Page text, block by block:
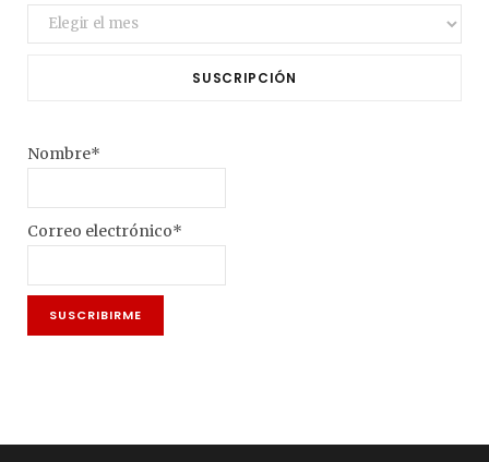
Archivo
SUSCRIPCIÓN
Nombre*
Correo electrónico*